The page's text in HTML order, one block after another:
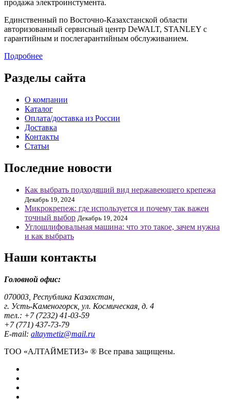
продажа электроинстумента.
Единственный по Восточно-Казахстанской области
авторизованный сервисный центр DeWALT, STANLEY с
гарантийным и послегарантийным обслуживанием.
Подробнее
Разделы сайта
О компании
Каталог
Оплата/доставка из России
Доставка
Контакты
Статьи
Последние новости
Как выбрать подходящий вид нержавеющего крепежа
Декабрь 19, 2024
Микрокрепеж: где используется и почему так важен
точный выбор Декабрь 19, 2024
Углошлифовальная машина: что это такое, зачем нужна
и как выбрать
Наши контакты
Головной офис:
070003, Республика Казахстан,
г. Усть-Каменогорск, ул. Космическая, д. 4
тел.: +7 (7232) 41-03-59
+7 (771) 437-73-79
E-mail: altaymetiz@mail.ru
ТОО «АЛТАЙМЕТИЗ» ® Все права защищены.